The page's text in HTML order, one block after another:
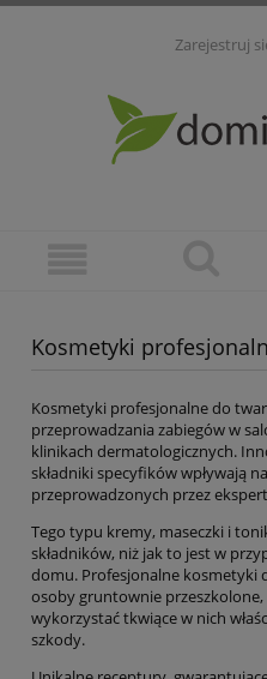
Zarejestruj
Kosmetyki
Kosmetyki profesjonalne do
przeprowadzania zabiegów w
klinikach dermatologicznych.
składniki specyfików wpływają
przeprowadzonych przez
Tego typu kremy, maseczki i
składników, niż jak to jest w
domu. Profesjonalne kosmetyki
osoby gruntownie
wykorzystać tkwiące w nich
szkody.